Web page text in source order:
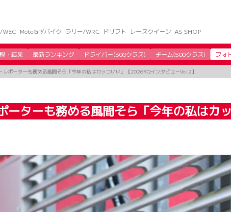
WEC MotoGP/バイク ラリー/WRC ドリフト レースクイーン AS SHOP
・結果 最新ランキング ドライバー(500クラス) チーム(500クラス) フォ
レポーターも務める風間そら「今年の私はカッコいい」【2026RQインタビューVol.2】
ーターも務める風間そら「今年の私はカ